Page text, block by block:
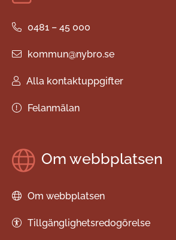
0481 – 45 000
kommun@nybro.se
Alla kontaktuppgifter
Felanmälan
Om webbplatsen
Om webbplatsen
Tillgänglighetsredogörelse